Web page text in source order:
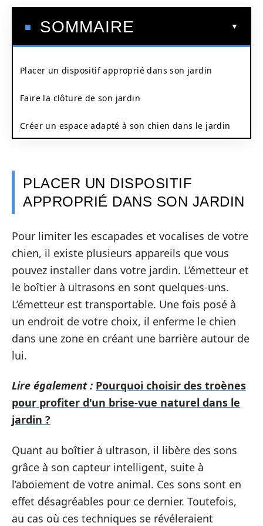
SOMMAIRE
Placer un dispositif approprié dans son jardin
Faire la clôture de son jardin
Créer un espace adapté à son chien dans le jardin
PLACER UN DISPOSITIF
APPROPRIÉ DANS SON JARDIN
Pour limiter les escapades et vocalises de votre
chien, il existe plusieurs appareils que vous
pouvez installer dans votre jardin. L’émetteur et
le boîtier à ultrasons en sont quelques-uns.
L’émetteur est transportable. Une fois posé à
un endroit de votre choix, il enferme le chien
dans une zone en créant une barrière autour de
lui.
Lire également : Pourquoi choisir des troènes
pour profiter d'un brise-vue naturel dans le
jardin ?
Quant au boîtier à ultrason, il libère des sons
grâce à son capteur intelligent, suite à
l’aboiement de votre animal. Ces sons sont en
effet désagréables pour ce dernier. Toutefois,
au cas où ces techniques se révéleraient